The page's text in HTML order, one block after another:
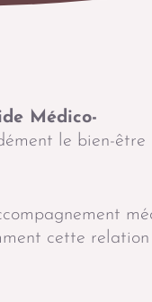
Médico-
le bien-être
cette relation